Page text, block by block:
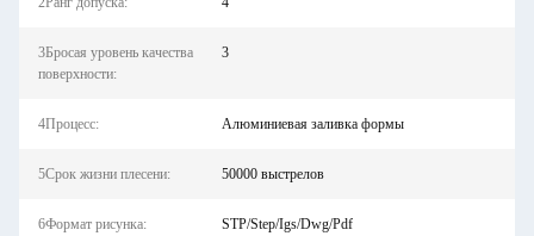
3Бросая уровень качества
поверхности:
3
4Процесс: Алюминиевая заливка формы
5Срок жизни плесени: 50000 выстрелов
6Формат рисунка: STP/Step/Igs/Dwg/Pdf